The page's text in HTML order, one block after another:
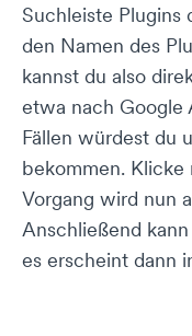
Suchleiste
den Namen des
kannst du also
etwa nach Google
Fällen würdest du
bekommen.
Vorgang wird nun
Anschließend
es erscheint dann